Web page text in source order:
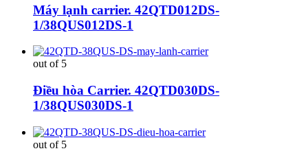
Máy lạnh carrier. 42QTD012DS-
1/38QUS012DS-1
out of 5
Điều hòa Carrier. 42QTD030DS-
1/38QUS030DS-1
out of 5